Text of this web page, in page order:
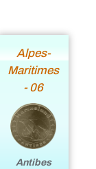
Alpes-
Maritimes
- 06
Antibes